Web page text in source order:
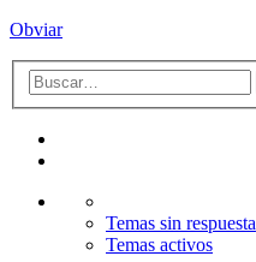
Obviar
Temas sin respuesta
Temas activos